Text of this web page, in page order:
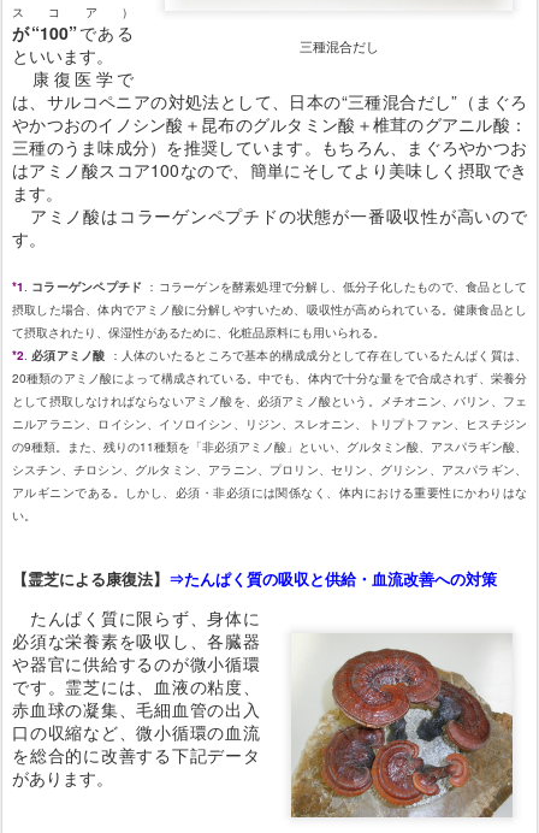
三種混合だし
スコア）
が“100”である
といいます。
康復医学で
は、サルコペニアの対処法として、日本の“三種混合だし”（まぐろ
やかつおのイノシン酸＋昆布のグルタミン酸＋椎茸のグアニル酸：
三種のうま味成分）を推奨しています。もちろん、まぐろやかつお
はアミノ酸スコア100なので、簡単にそしてより美味しく摂取でき
ます。
アミノ酸はコラーゲンペプチドの状態が一番吸収性が高いので
す。
*1. コラーゲンペプチド ：コラーゲンを酵素処理で分解し、低分子化したもので、食品として
摂取した場合、体内でアミノ酸に分解しやすいため、吸収性が高められている。健康食品とし
て摂取されたり、保湿性があるために、化粧品原料にも用いられる。
*2. 必須アミノ酸 ：人体のいたるところで基本的構成成分として存在しているたんぱく質は、
20種類のアミノ酸によって構成されている。中でも、体内で十分な量をで合成されず、栄養分
として摂取しなければならないアミノ酸を、必須アミノ酸という。メチオニン、バリン、フェ
ニルアラニン、ロイシン、イソロイシン、リジン、スレオニン、トリプトファン、ヒスチジン
の9種類。また、残りの11種類を「非必須アミノ酸」といい、グルタミン酸、アスパラギン酸、
シスチン、チロシン、グルタミン、アラニン、プロリン、セリン、グリシン、アスパラギン、
アルギニンである。しかし、必須・非必須には関係なく、体内における重要性にかわりはな
い。
【霊芝による康復法】 ⇒たんぱく質の吸収と供給・血流改善への対策
たんぱく質に限らず、身体に
必須な栄養素を吸収し、各臓器
や器官に供給するのが微小循環
です。霊芝には、血液の粘度、
赤血球の凝集、毛細血管の出入
口の収縮など、微小循環の血流
を総合的に改善する下記データ
があります。